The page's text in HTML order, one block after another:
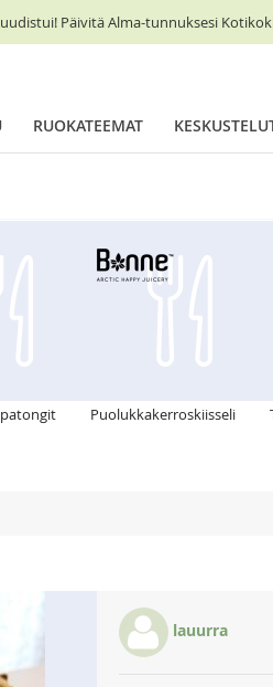
Päivitä Alma-tunnuksesi
RUOKATEEMAT
patongit Puolukkakerroskiisseli
lauurra